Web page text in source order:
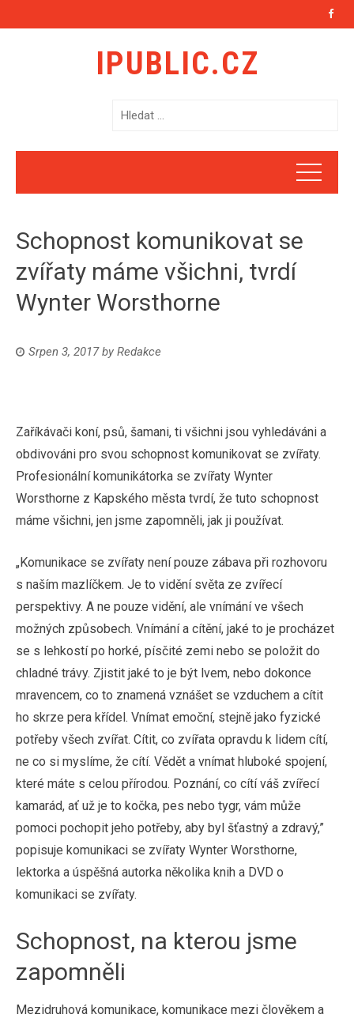
IPUBLIC.CZ
v
á
n
í
Schopnost komunikovat se
zvířaty máme všichni, tvrdí
Wynter Worsthorne
Srpen 3, 2017by Redakce
Zaříkávači koní, psů, šamani, ti všichni jsou vyhledáváni a
obdivováni pro svou schopnost komunikovat se zvířaty.
Profesionální komunikátorka se zvířaty Wynter
Worsthorne z Kapského města tvrdí, že tuto schopnost
máme všichni, jen jsme zapomněli, jak ji používat.
„Komunikace se zvířaty není pouze zábava při rozhovoru
s naším mazlíčkem. Je to vidění světa ze zvířecí
perspektivy. A ne pouze vidění, ale vnímání ve všech
možných způsobech. Vnímání a cítění, jaké to je procházet
se s lehkostí po horké, písčité zemi nebo se položit do
chladné trávy. Zjistit jaké to je být lvem, nebo dokonce
mravencem, co to znamená vznášet se vzduchem a cítit
ho skrze pera křídel. Vnímat emoční, stejně jako fyzické
potřeby všech zvířat. Cítit, co zvířata opravdu k lidem cítí,
ne co si myslíme, že cítí. Vědět a vnímat hluboké spojení,
které máte s celou přírodou. Poznání, co cítí váš zvířecí
kamarád, ať už je to kočka, pes nebo tygr, vám může
pomoci pochopit jeho potřeby, aby byl šťastný a zdravý,”
popisuje komunikaci se zvířaty Wynter Worsthorne,
lektorka a úspěšná autorka několika knih a DVD o
komunikaci se zvířaty.
Schopnost, na kterou jsme
zapomněli
Mezidruhová komunikace, komunikace mezi člověkem a